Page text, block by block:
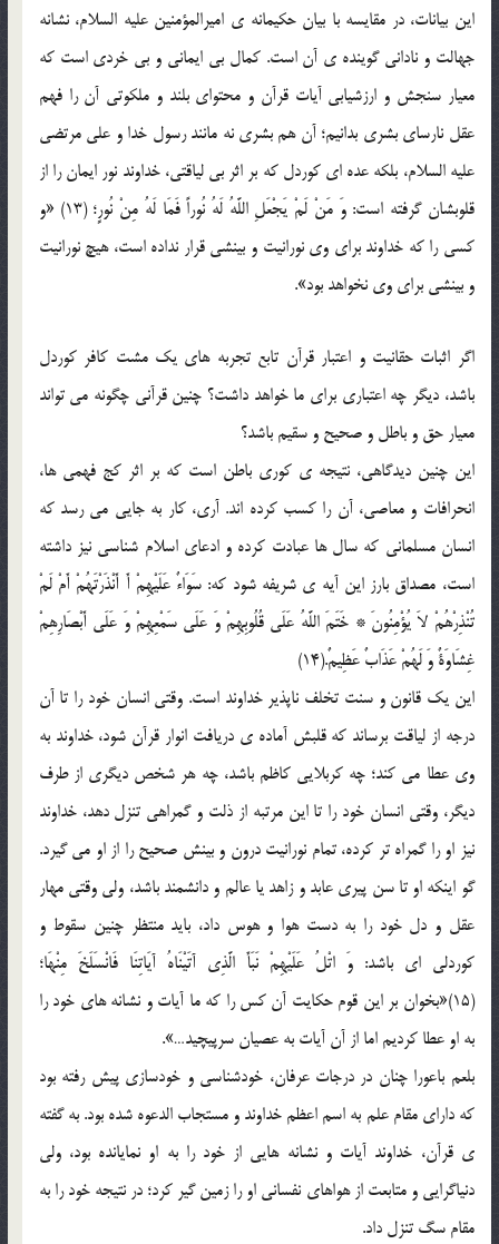
این بیانات، در مقایسه با بیان حکیمانه ی امیرالمؤمنین علیه السلام، نشانه
جهالت و نادانی گوینده ی آن است. کمال بی ایمانی و بی خردی است که
معیار سنجش و ارزشیابی آیات قرآن و محتوای بلند و ملکوتی آن را فهم
عقل نارسای بشری بدانیم؛ آن هم بشری نه مانند رسول خدا و علی مرتضی
علیه السلام، بلکه عده ای کوردل که بر اثر بی لیاقتی، خداوند نور ایمان را از
قلوبشان گرفته است: وَ مَنْ لَمْ یَجْعَلِ اللَّهُ لَهُ نُوراً فَمَا لَهُ مِنْ نُورٍ؛ (13) «و
کسی را که خداوند برای وی نورانیت و بینشی قرار نداده است، هیچ نورانیت
و بینشی برای وی نخواهد بود».
اگر اثبات حقانیت و اعتبار قرآن تابع تجربه های یک مشت کافر کوردل
باشد، دیگر چه اعتباری برای ما خواهد داشت؟ چنین قرآنی چگونه می تواند
معیار حق و باطل و صحیح و سقیم باشد؟
این چنین دیدگاهی، نتیجه ی کوری باطن است که بر اثر کج فهمی ها،
انحرافات و معاصی، آن را کسب کرده اند. آری، کار به جایی می رسد که
انسان مسلمانی که سال ها عبادت کرده و ادعای اسلام شناسی نیز داشته
است، مصداق بارز این آیه ی شریفه شود که: سَوَاءٌ عَلَیْهِمْ أَ أَنْذَرْتَهُمْ أَمْ لَمْ
تُنْذِرْهُمْ لاَ یُؤْمِنُونَ‌ * خَتَمَ اللَّهُ عَلَى قُلُوبِهِمْ وَ عَلَى سَمْعِهِمْ وَ عَلَى أَبْصَارِهِمْ
غِشَاوَةٌ وَ لَهُمْ عَذَابٌ عَظِیمٌ.(14)
این یک قانون و سنت تخلف ناپذیر خداوند است. وقتی انسان خود را تا آن
درجه از لیاقت برساند که قلبش آماده ی دریافت انوار قرآن شود، خداوند به
وی عطا می کند؛ چه کربلایی کاظم باشد، چه هر شخص دیگری از طرف
دیگر، وقتی انسان خود را تا این مرتبه از ذلت و گمراهی تنزل دهد، خداوند
نیز او را گمراه تر کرده، تمام نورانیت درون و بینش صحیح را از او می گیرد.
گو اینکه او تا سن پیری عابد و زاهد یا عالم و دانشمند باشد، ولی وقتی مهار
عقل و دل خود را به دست هوا و هوس داد، باید منتظر چنین سقوط و
کوردلی ای باشد: وَ اتْلُ عَلَیْهِمْ نَبَأَ الَّذِی آتَیْنَاهُ آیَاتِنَا فَانْسَلَخَ مِنْهَا؛
(15)«بخوان بر این قوم حکایت آن کس را که ما آیات و نشانه های خود را
به او عطا کردیم اما از آن آیات به عصیان سرپیچید…».
بلعم باعورا چنان در درجات عرفان، خودشناسی و خودسازی پیش رفته بود
که دارای مقام علم به اسم اعظم خداوند و مستجاب الدعوه شده بود. به گفته
ی قرآن، خداوند آیات و نشانه هایی از خود را به او نمایانده بود، ولی
دنیاگرایی و متابعت از هواهای نفسانی او را زمین گیر کرد؛ در نتیجه خود را به
مقام سگ تنزل داد.